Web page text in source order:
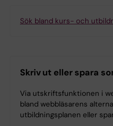
Sök bland kurs- och
Skriv ut eller spara
Via utskriftsfunktionen i
bland webbläsarens
utbildningsplanen eller